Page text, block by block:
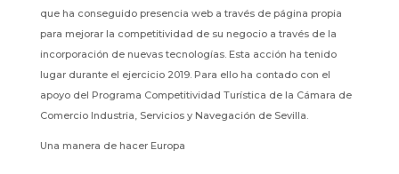
que ha conseguido presencia web a través de página propia
para mejorar la competitividad de su negocio a través de la
incorporación de nuevas tecnologías. Esta acción ha tenido
lugar durante el ejercicio 2019. Para ello ha contado con el
apoyo del Programa Competitividad Turística de la Cámara de
Comercio Industria, Servicios y Navegación de Sevilla.
Una manera de hacer Europa